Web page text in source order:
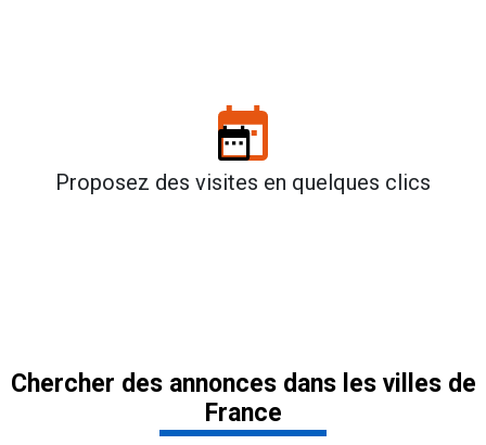
Proposez des visites en quelques clics
Chercher des annonces dans les villes de
France